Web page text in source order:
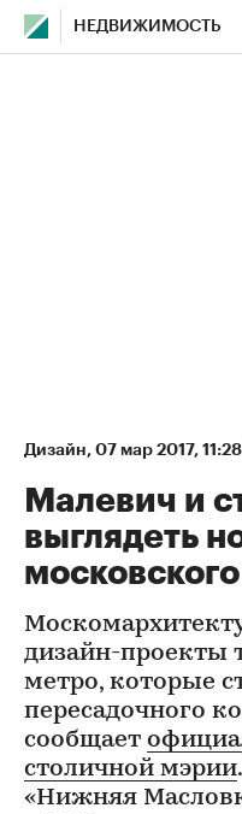
НЕДВИЖИМОСТЬ
Дизайн⁠, 07 мар 2017, 11:28
Малевич и
выглядеть
дизайн-проекты
метро, которые
пересадочного
сообщает
столичной мэрии
«Нижняя